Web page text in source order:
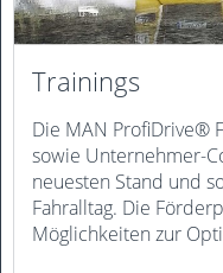
Trainings
Die MAN ProfiDrive®
sowie Unternehmer-
neuesten Stand und
Fahralltag. Die
Möglichkeiten zur